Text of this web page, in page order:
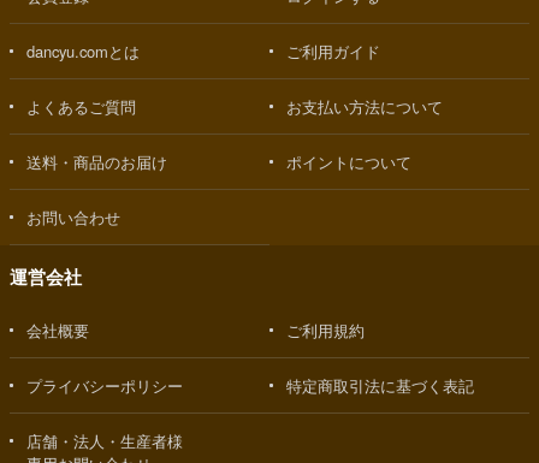
dancyu.comとは ご利用ガイド
よくあるご質問 お支払い方法について
送料・商品のお届け ポイントについて
お問い合わせ
運営会社
会社概要 ご利用規約
プライバシーポリシー 特定商取引法に基づく表記
店舗・法人・生産者様